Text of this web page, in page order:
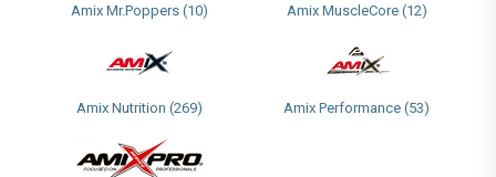
Amix Mr.Poppers (10) Amix MuscleCore (12)
Amix Nutrition (269) Amix Performance (53)